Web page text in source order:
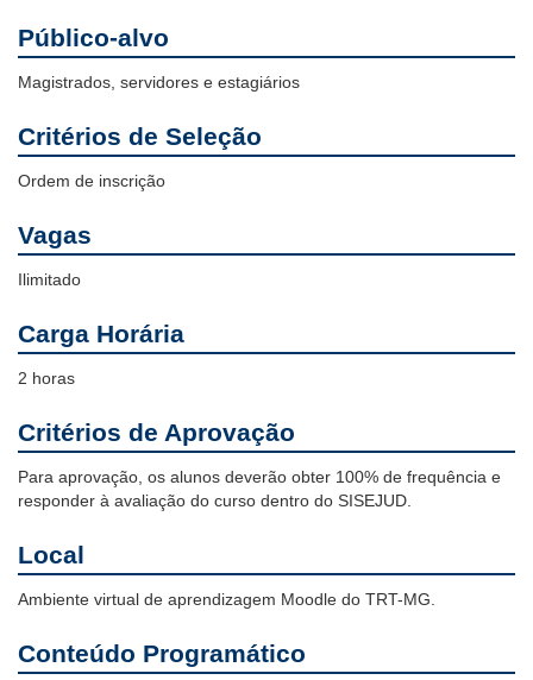
Público-alvo
Magistrados, servidores e estagiários
Critérios de Seleção
Ordem de inscrição
Vagas
Ilimitado
Carga Horária
2 horas
Critérios de Aprovação
Para aprovação, os alunos deverão obter 100% de frequência e
responder à avaliação do curso dentro do SISEJUD.
Local
Ambiente virtual de aprendizagem Moodle do TRT-MG.
Conteúdo Programático